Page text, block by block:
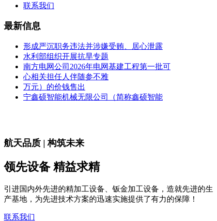
联系我们
最新信息
形成严沉职务违法并涉嫌受贿、居心泄露
水利部组织开展抗旱专题
南方电网公司2026年电网基建工程第一批可
心相关担任人伴随参不雅
万元）的价钱售出
宁鑫硕智能机械无限公司（简称鑫硕智能
航天品质 | 构筑未来
领先设备 精益求精
引进国内外先进的精加工设备、钣金加工设备，造就先进的生
产基地，为先进技术方案的迅速实施提供了有力的保障！
联系我们